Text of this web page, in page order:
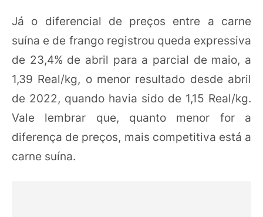
Já o diferencial de preços entre a carne
suína e de frango registrou queda expressiva
de 23,4% de abril para a parcial de maio, a
1,39 Real/kg, o menor resultado desde abril
de 2022, quando havia sido de 1,15 Real/kg.
Vale lembrar que, quanto menor for a
diferença de preços, mais competitiva está a
carne suína.